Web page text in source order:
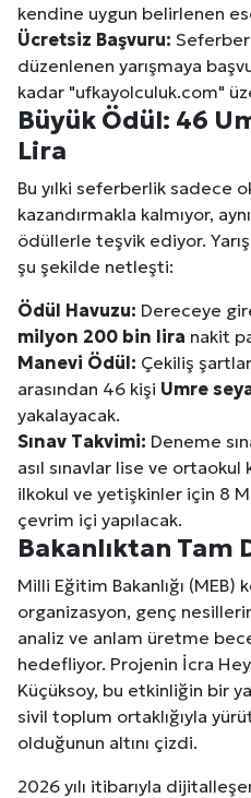
kendine uygun belirlenen
Ücretsiz Başvuru:
düzenlenen yarışmaya
kadar "ufkayolculuk.com"
Büyük Ödül: 46
Lira
Bu yılki seferberlik sadece
kazandırmakla kalmıyor,
ödüllerle teşvik ediyor.
şu şekilde netleşti:
Ödül Havuzu: Dereceye
milyon 200 bin lira nakit
Manevi Ödül: Çekiliş
arasından 46 kişi Umre
yakalayacak.
Sınav Takvimi: Deneme
asıl sınavlar lise ve
ilkokul ve yetişkinler için 8
çevrim içi yapılacak.
Bakanlıktan Tam
Milli Eğitim Bakanlığı
organizasyon, genç
analiz ve anlam üretme
hedefliyor. Projenin İcra
Küçüksoy, bu etkinliğin bir
sivil toplum ortaklığıyla
olduğunun altını çizdi.
2026 yılı itibarıyla